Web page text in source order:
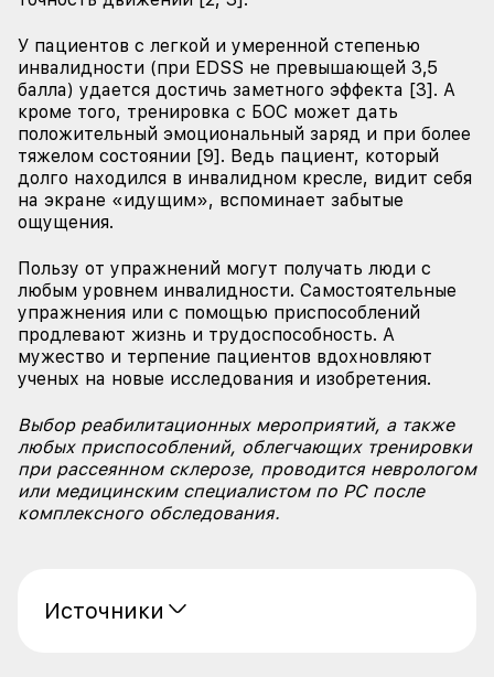
У пациентов с легкой и умеренной степенью
инвалидности (при EDSS не превышающей 3,5
балла) удается достичь заметного эффекта [3]. А
кроме того, тренировка с БОС может дать
положительный эмоциональный заряд и при более
тяжелом состоянии [9]. Ведь пациент, который
долго находился в инвалидном кресле, видит себя
на экране «идущим», вспоминает забытые
ощущения.
Пользу от упражнений могут получать люди с
любым уровнем инвалидности. Самостоятельные
упражнения или с помощью приспособлений
продлевают жизнь и трудоспособность. А
мужество и терпение пациентов вдохновляют
ученых на новые исследования и изобретения.
Выбор реабилитационных мероприятий, а также
любых приспособлений, облегчающих тренировки
при рассеянном склерозе, проводится неврологом
или медицинским специалистом по РС после
комплексного обследования.
Источники